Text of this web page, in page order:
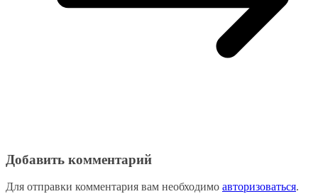
Добавить комментарий
Для отправки комментария вам необходимо авторизоваться.